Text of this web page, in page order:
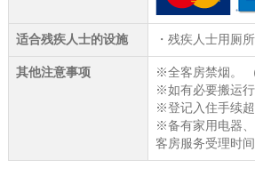
适合残疾人士的设施 ・残疾人士用厕
其他注意事项
※全客房禁烟。
※如有必要搬运
※登记入住手续
※备有家用电器
客房服务受理时